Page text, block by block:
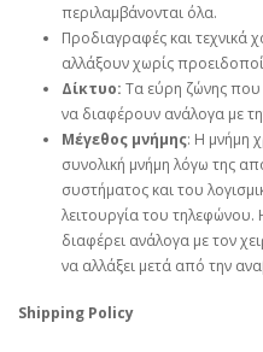
περιλαμβάνονται όλα.
Προδιαγραφές και τεχνικά
αλλάξουν χωρίς
Δίκτυο: Τα εύρη ζώνης που
να διαφέρουν ανάλογα με
Μέγεθος μνήμης: Η μνήμη
συνολική μνήμη λόγω της
συστήματος και του
λειτουργία του
διαφέρει ανάλογα με τον
να αλλάξει μετά από την
Shipping Policy